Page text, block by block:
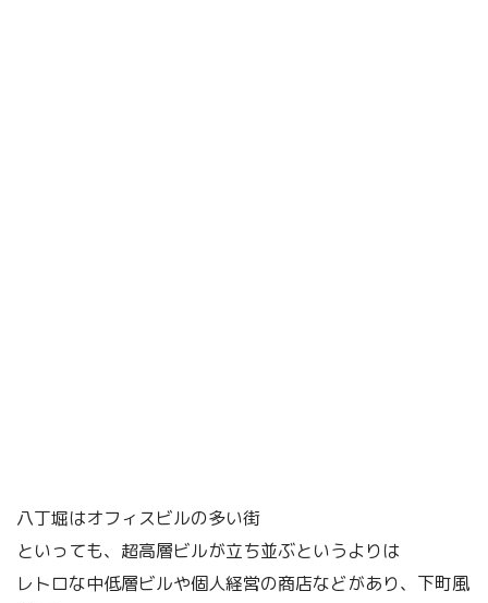
八丁堀はオフィスビルの多い街
といっても、超高層ビルが立ち並ぶというよりは
レトロな中低層ビルや個人経営の商店などがあり、下町風